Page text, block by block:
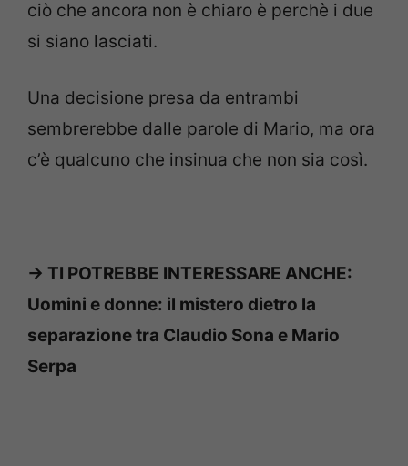
ciò che ancora non è chiaro è perchè i due
si siano lasciati.
Una decisione presa da entrambi
sembrerebbe dalle parole di Mario, ma ora
c’è qualcuno che insinua che non sia così.
-> TI POTREBBE INTERESSARE ANCHE:
Uomini e donne: il mistero dietro la
separazione tra Claudio Sona e Mario
Serpa